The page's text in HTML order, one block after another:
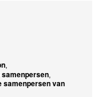
,
,
samenpersen van